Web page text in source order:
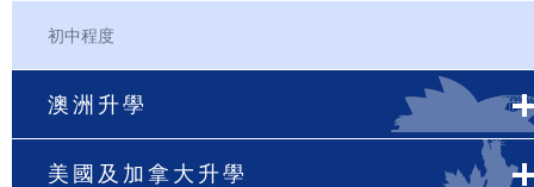
初中程度
澳洲升學
美國及加拿大升學